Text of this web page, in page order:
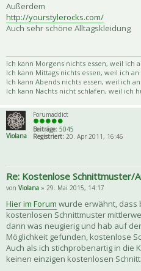
Außerdem
http://yourstylerocks.com/
Auch sehr schöne Alltagskleidung
Ich kann Morgens nichts essen, weil ich
Ich kann Mittags nichts essen, weil ich an
Ich kann Abends nichts essen, weil ich an
Ich kann Nachts nicht schlafen, weil ich
Violana
Forumaddict
Beiträge: 5045
Registriert: 20. Apr 2011, 16:46
Re: Kostenlose Schnittmuster/
von Violana » 29. Mai 2015, 14:17
Hier im Forum wurde erwähnt, dass
kostenlosen Schnittmuster
dann was neugierig und hab auf
Möglichkeit gefunden, kostenlose
Auch als ich stichprobenartig in die
keinen einzigen kostenlosen